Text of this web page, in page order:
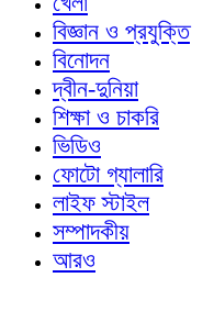
বিজ্ঞান ও প্রযুক্তি
বিনোদন
দ্বীন-দুনিয়া
শিক্ষা ও চাকরি
ভিডিও
ফোটো গ্যালারি
লাইফ স্টাইল
সম্পাদকীয়
আরও